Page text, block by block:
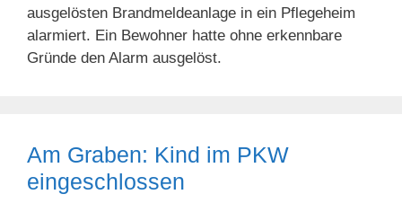
ausgelösten Brandmeldeanlage in ein Pflegeheim
alarmiert. Ein Bewohner hatte ohne erkennbare
Gründe den Alarm ausgelöst.
Am Graben: Kind im PKW
eingeschlossen